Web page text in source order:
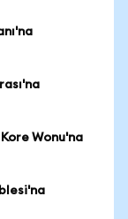
Wonu'na